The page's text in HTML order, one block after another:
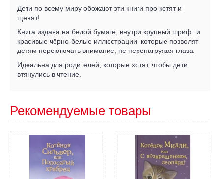
Дети по всему миру обожают эти книги про котят и
щенят!
Книга издана на белой бумаге, внутри крупный шрифт и
красивые чёрно-белые иллюстрации, которые позволят
детям переключать внимание, не перенагружая глаза.
Идеальна для родителей, которые хотят, чтобы дети
втянулись в чтение.
Рекомендуемые товары